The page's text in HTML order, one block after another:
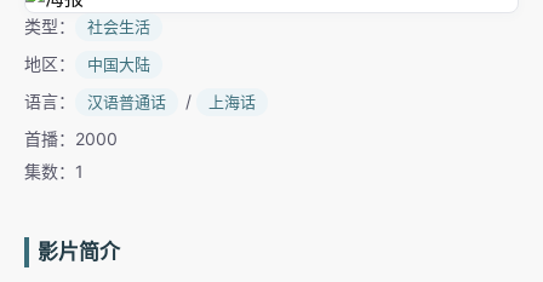
类型： 社会生活
地区： 中国大陆
语言： 汉语普通话 / 上海话
首播：2000
集数：1
影片简介